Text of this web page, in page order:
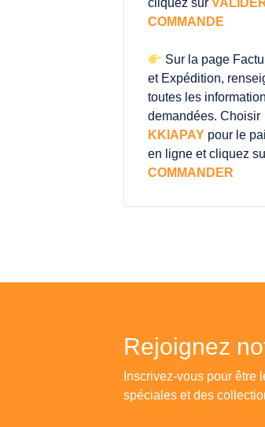
cliquez sur
COMMANDE
Sur la page
et Expédition,
toutes les
demandées. Choisir
KKIAPAY pour le
en ligne et cliquez
COMMANDER
Rejoignez
Inscrivez-vous pour être
spéciales et des